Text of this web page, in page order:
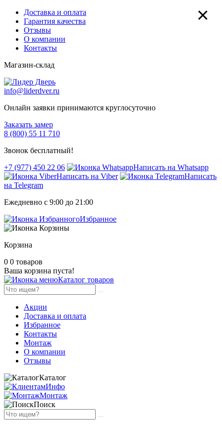
Доставка и оплата
Гарантия качества
Отзывы
О компании
Контакты
Магазин-склад
info@liderdver.ru
Онлайн заявки принимаются круглосуточно
Заказать замер
8 (800) 55 11 710
Звонок бесплатный!
+7 (977) 450 22 06
Написать на Whatsapp
Написать на Viber
Написать
на Telegram
Ежедневно с 9:00 до 21:00
Избранное
Корзина
0 0 товаров
Ваша корзина пуста!
Каталог товаров
Акции
Доставка и оплата
Избранное
Контакты
Монтаж
О компании
Отзывы
Каталог
Инфо
Монтаж
Поиск
×